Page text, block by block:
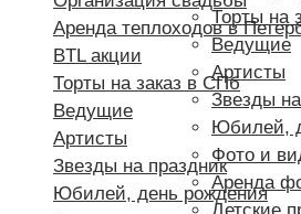
Торты на
Ведущие
Артисты
Звезды
Юбилей,
Фото и
Аренда
Детские
Аренда теплоходов в
BTL акции
Торты на заказ в СПб
Ведущие
Артисты
Звезды на праздник
Юбилей, день рождения